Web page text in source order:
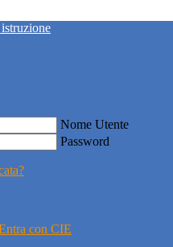
Nome Utente
Password
con CIE